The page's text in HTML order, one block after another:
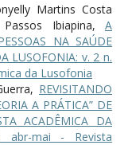
Martins Costa
Passos Ibiapina,A
NA SAÚDE
LUSOFONIA: v. 2 n.
da Lusofonia
REVISITANDO
A PRÁTICA” DE
ACADÊMICA DA
abr-mai - Revista